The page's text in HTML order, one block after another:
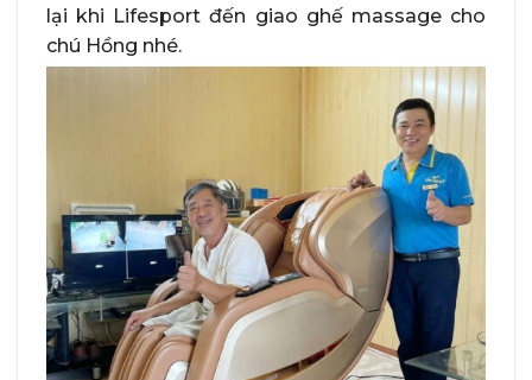
lại khi Lifesport đến giao ghế massage cho
chú Hồng nhé.